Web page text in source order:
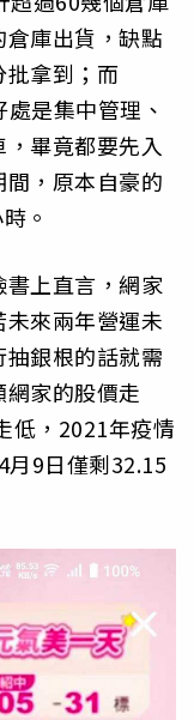
庫出貨，缺點
批拿到；而
是集中管理、
畢竟都要先入
，原本自豪的
。
上直言，網家
未來兩年營運未
銀根的話就需
家的股價走
低，2021年疫情
月9日僅剩32.15